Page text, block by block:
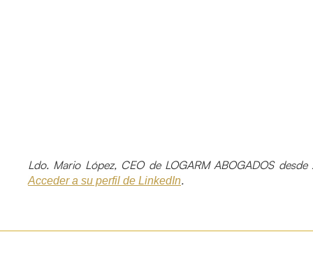
Ldo. Mario López, CEO de LOGARM ABOGADOS
Acceder a su perfil de LinkedIn.